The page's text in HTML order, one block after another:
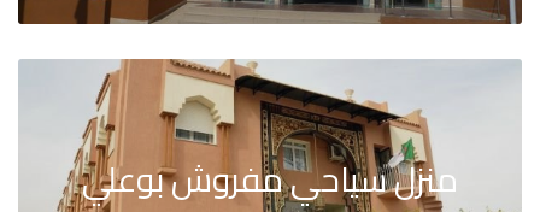
منزل سياحي مفروش بوعلي